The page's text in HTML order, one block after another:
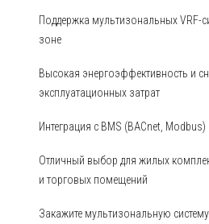
Поддержка мультизональных VRF-
зоне
Высокая энергоэффективность и
эксплуатационных затрат
Интеграция с BMS (BACnet, Modbus)
Отличный выбор для жилых
и торговых помещений
Закажите мультизональную